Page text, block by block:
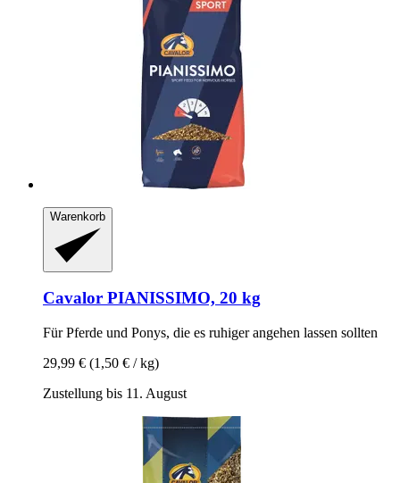
Warenkorb
Cavalor PIANISSIMO, 20 kg
Für Pferde und Ponys, die es ruhiger angehen lassen sollten
29,99 € (1,50 € / kg)
Zustellung bis 11. August